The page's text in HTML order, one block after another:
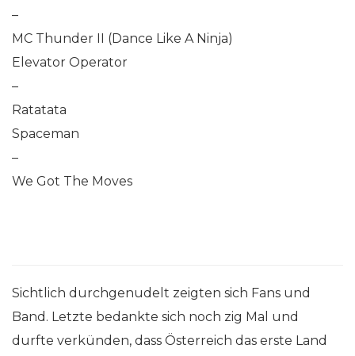
–
MC Thunder II (Dance Like A Ninja)
Elevator Operator
–
Ratatata
Spaceman
–
We Got The Moves
Sichtlich durchgenudelt zeigten sich Fans und
Band. Letzte bedankte sich noch zig Mal und
durfte verkünden, dass Österreich das erste Land